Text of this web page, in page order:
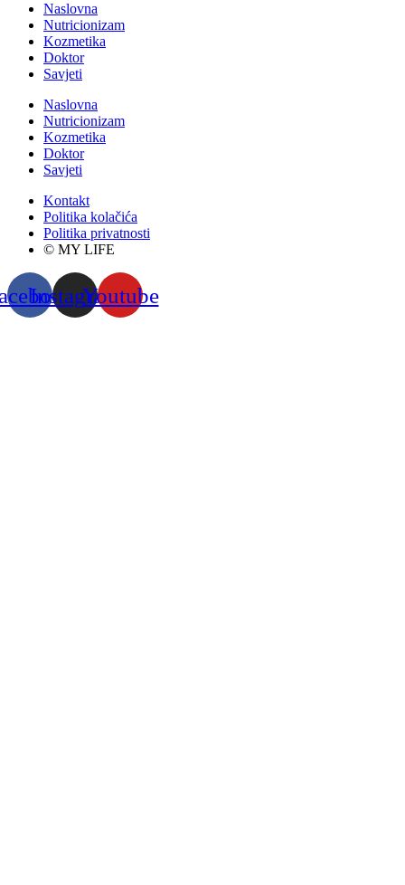
Naslovna
Nutricionizam
Kozmetika
Doktor
Savjeti
Naslovna
Nutricionizam
Kozmetika
Doktor
Savjeti
Kontakt
Politika kolačića
Politika privatnosti
© MY LIFE
InstagramYoutube